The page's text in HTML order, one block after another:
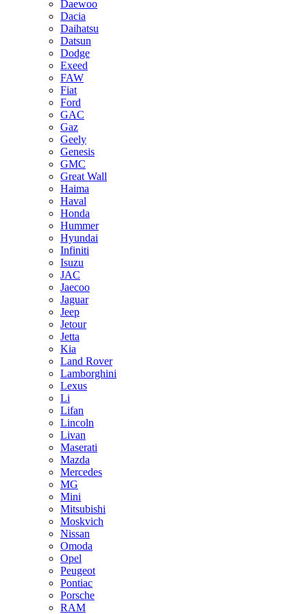
Daewoo
Dacia
Daihatsu
Datsun
Dodge
Exeed
FAW
Fiat
Ford
GAC
Gaz
Geely
Genesis
GMC
Great Wall
Haima
Haval
Honda
Hummer
Hyundai
Infiniti
Isuzu
JAC
Jaecoo
Jaguar
Jeep
Jetour
Jetta
Kia
Land Rover
Lamborghini
Lexus
Li
Lifan
Lincoln
Livan
Maserati
Mazda
Mercedes
MG
Mini
Mitsubishi
Moskvich
Nissan
Omoda
Opel
Peugeot
Pontiac
Porsche
RAM